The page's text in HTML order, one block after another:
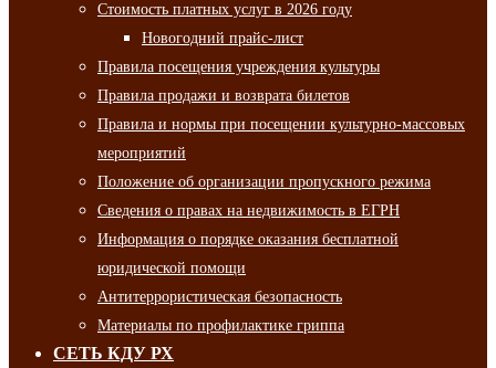
Стоимость платных услуг в 2026 году
Новогодний прайс-лист
Правила посещения учреждения культуры
Правила продажи и возврата билетов
Правила и нормы при посещении культурно-массовых
мероприятий
Положение об организации пропускного режима
Сведения о правах на недвижимость в ЕГРН
Информация о порядке оказания бесплатной
юридической помощи
Антитеррористическая безопасность
Материалы по профилактике гриппа
СЕТЬ КДУ РХ